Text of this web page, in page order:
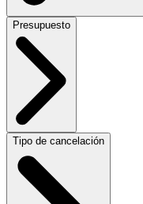
Presupuesto
Tipo de cancelación